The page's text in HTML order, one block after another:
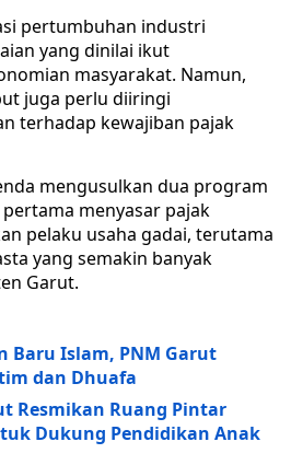
pertumbuhan industri
yang dinilai ikut
masyarakat. Namun,
juga perlu diiringi
terhadap kewajiban pajak
mengusulkan dua program
menyasar pajak
pelaku usaha gadai, terutama
yang semakin banyak
Garut.
Baru Islam, PNM Garut
dan Dhuafa
Resmikan Ruang Pintar
Dukung Pendidikan Anak